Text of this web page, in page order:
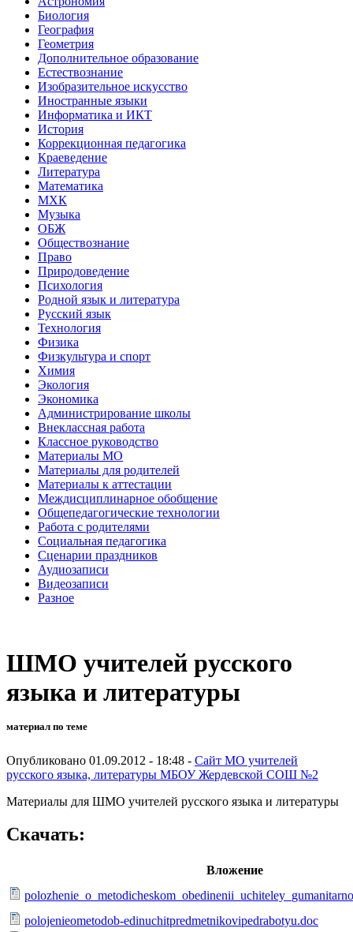
Биология
География
Геометрия
Дополнительное образование
Естествознание
Изобразительное искусство
Иностранные языки
Информатика и ИКТ
История
Коррекционная педагогика
Краеведение
Литература
Математика
МХК
Музыка
ОБЖ
Обществознание
Право
Природоведение
Психология
Родной язык и литература
Русский язык
Технология
Физика
Физкультура и спорт
Химия
Экология
Экономика
Администрирование школы
Внеклассная работа
Классное руководство
Материалы МО
Материалы для родителей
Материалы к аттестации
Междисциплинарное обобщение
Общепедагогические технологии
Работа с родителями
Социальная педагогика
Сценарии праздников
Аудиозаписи
Видеозаписи
Разное
ШМО учителей русского
языка и литературы
материал по теме
Опубликовано 01.09.2012 - 18:48 - Сайт МО учителей
русского языка, литературы МБОУ Жердевской СОШ №2
Материалы для ШМО учителей русского языка и литературы
Скачать:
Вложение
polojenieometodob-edinuchitpredmetnikovipedrabotyu.doc